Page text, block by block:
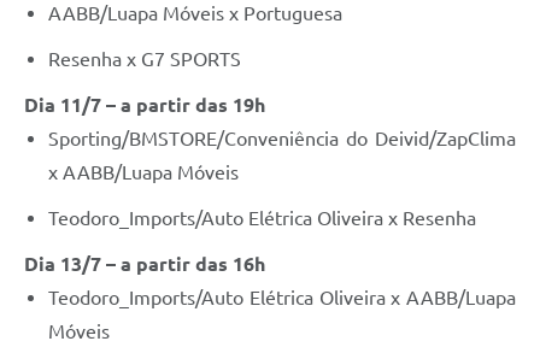
AABB/Luapa Móveis x Portuguesa
Resenha x G7 SPORTS
Dia 11/7 – a partir das 19h
Sporting/BMSTORE/Conveniência do Deivid/ZapClima
x AABB/Luapa Móveis
Teodoro_Imports/Auto Elétrica Oliveira x Resenha
Dia 13/7 – a partir das 16h
Teodoro_Imports/Auto Elétrica Oliveira x AABB/Luapa
Móveis